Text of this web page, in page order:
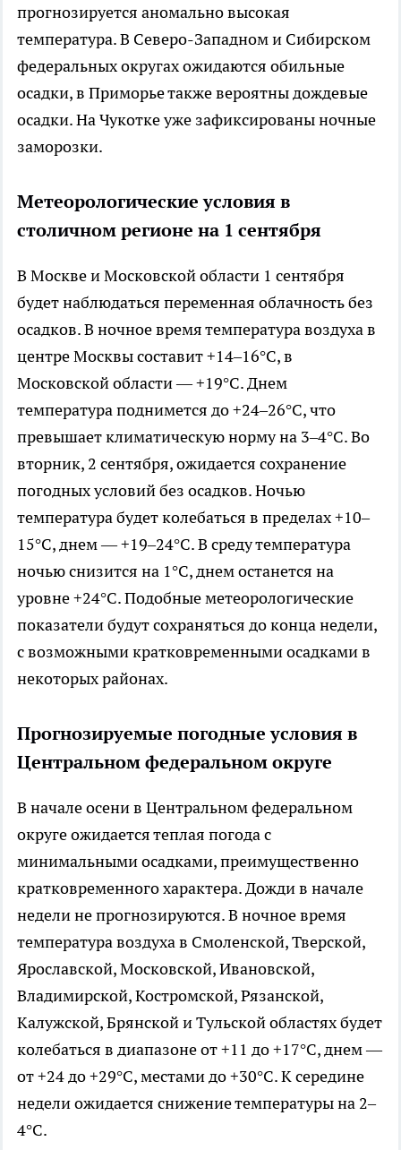
прогнозируется аномально высокая
температура. В Северо-Западном и Сибирском
федеральных округах ожидаются обильные
осадки, в Приморье также вероятны дождевые
осадки. На Чукотке уже зафиксированы ночные
заморозки.
Метеорологические условия в
столичном регионе на 1 сентября
В Москве и Московской области 1 сентября
будет наблюдаться переменная облачность без
осадков. В ночное время температура воздуха в
центре Москвы составит +14–16°C, в
Московской области — +19°C. Днем
температура поднимется до +24–26°C, что
превышает климатическую норму на 3–4°C. Во
вторник, 2 сентября, ожидается сохранение
погодных условий без осадков. Ночью
температура будет колебаться в пределах +10–
15°C, днем — +19–24°C. В среду температура
ночью снизится на 1°C, днем останется на
уровне +24°C. Подобные метеорологические
показатели будут сохраняться до конца недели,
с возможными кратковременными осадками в
некоторых районах.
Прогнозируемые погодные условия в
Центральном федеральном округе
В начале осени в Центральном федеральном
округе ожидается теплая погода с
минимальными осадками, преимущественно
кратковременного характера. Дожди в начале
недели не прогнозируются. В ночное время
температура воздуха в Смоленской, Тверской,
Ярославской, Московской, Ивановской,
Владимирской, Костромской, Рязанской,
Калужской, Брянской и Тульской областях будет
колебаться в диапазоне от +11 до +17°C, днем —
от +24 до +29°C, местами до +30°C. К середине
недели ожидается снижение температуры на 2–
4°C.